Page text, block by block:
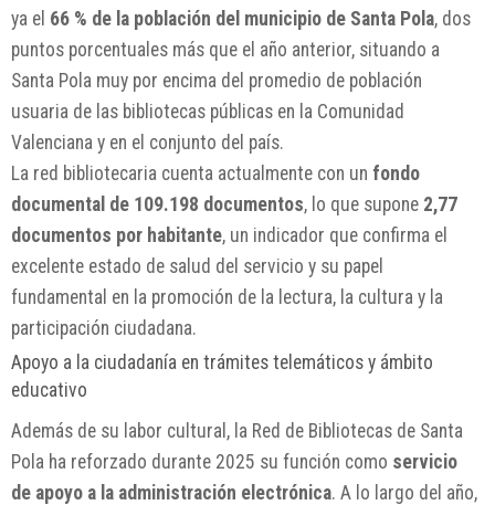
ya el 66 % de la población del municipio de Santa Pola, dos
puntos porcentuales más que el año anterior, situando a
Santa Pola muy por encima del promedio de población
usuaria de las bibliotecas públicas en la Comunidad
Valenciana y en el conjunto del país.
La red bibliotecaria cuenta actualmente con un fondo
documental de 109.198 documentos, lo que supone 2,77
documentos por habitante, un indicador que confirma el
excelente estado de salud del servicio y su papel
fundamental en la promoción de la lectura, la cultura y la
participación ciudadana.
Apoyo a la ciudadanía en trámites telemáticos y ámbito
educativo
Además de su labor cultural, la Red de Bibliotecas de Santa
Pola ha reforzado durante 2025 su función como servicio
de apoyo a la administración electrónica. A lo largo del año,